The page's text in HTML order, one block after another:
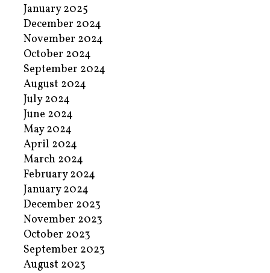
January 2025
December 2024
November 2024
October 2024
September 2024
August 2024
July 2024
June 2024
May 2024
April 2024
March 2024
February 2024
January 2024
December 2023
November 2023
October 2023
September 2023
August 2023